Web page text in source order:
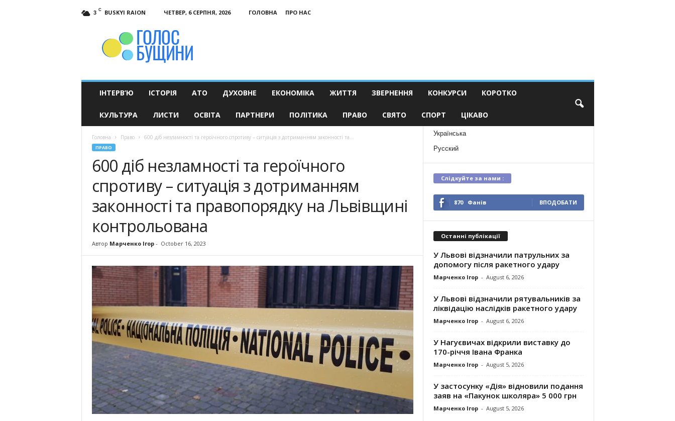
3 C BUSKYI RAION ЧЕТВЕР, 6 СЕРПНЯ, 2026 ГОЛОВНА
ПРО НАС
ІНТЕРВ’Ю ІСТОРІЯ АТО ДУХОВНЕ ЕКОНОМІКА ЖИТТЯ ЗВЕРНЕННЯ КОНКУРСИ КОРОТКО
КУЛЬТУРА ЛИСТИ ОСВІТА ПАРТНЕРИ ПОЛІТИКА ПРАВО СВЯТО СПОРТ ЦІКАВО
Головна Право 600 діб незламності та героїчного спротиву – ситуація з дотриманням законності та...
ПРАВО
600 діб незламності та героїчного
спротиву – ситуація з дотриманням
законності та правопорядку на Львівщині
контрольована
Автор Марченко Ігор- October 16, 2023
Українська
Русский
Слідкуйте за нами :
870 Фанів ВПОДОБАТИ
Останні публікації
У Львові відзначили патрульних за
допомогу після ракетного удару
Марченко Ігор - August 6, 2026
У Львові відзначили рятувальників за
ліквідацію наслідків ракетного удару
Марченко Ігор - August 6, 2026
У Нагуєвичах відкрили виставку до
170-річчя Івана Франка
Марченко Ігор - August 5, 2026
У застосунку «Дія» відновили подання
заяв на «Пакунок школяра» 5 000 грн
Марченко Ігор - August 5, 2026